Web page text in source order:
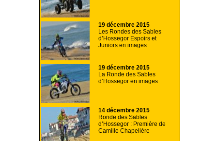
19 décembre 2015
Les Rondes des Sables
d’Hossegor Espoirs et
Juniors en images
19 décembre 2015
La Ronde des Sables
d’Hossegor en images
14 décembre 2015
Ronde des Sables
d’Hossegor : Première de
Camille Chapelière